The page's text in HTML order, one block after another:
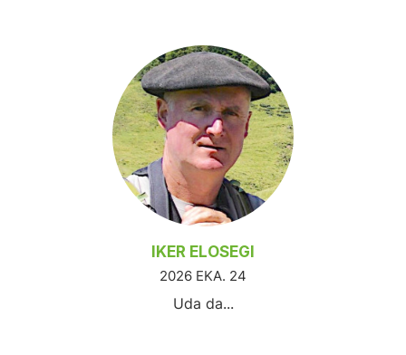
IKER ELOSEGI
2026 EKA. 24
Uda da...